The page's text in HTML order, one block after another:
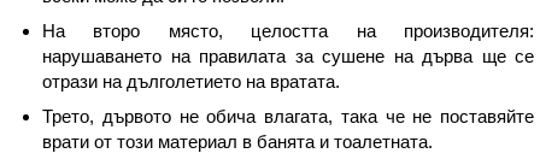
На второ място, целостта на производителя:
нарушаването на правилата за сушене на дърва ще се
отрази на дълголетието на вратата.
Трето, дървото не обича влагата, така че не поставяйте
врати от този материал в банята и тоалетната.